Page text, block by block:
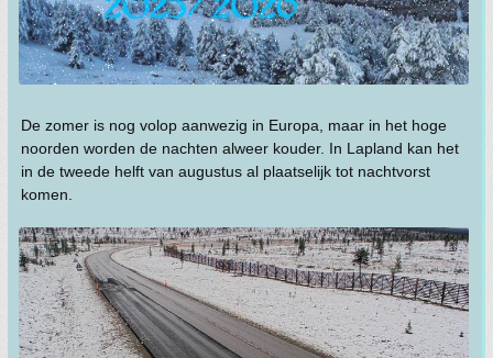
De zomer is nog volop aanwezig in Europa, maar in het hoge
noorden worden de nachten alweer kouder. In Lapland kan het
in de tweede helft van augustus al plaatselijk tot nachtvorst
komen.